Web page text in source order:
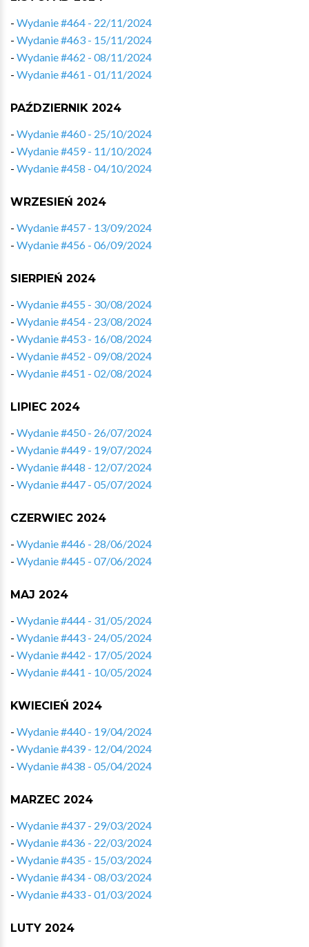
- Wydanie #464 - 22/11/2024
- Wydanie #463 - 15/11/2024
- Wydanie #462 - 08/11/2024
- Wydanie #461 - 01/11/2024
PAŹDZIERNIK 2024
- Wydanie #460 - 25/10/2024
- Wydanie #459 - 11/10/2024
- Wydanie #458 - 04/10/2024
WRZESIEŃ 2024
- Wydanie #457 - 13/09/2024
- Wydanie #456 - 06/09/2024
SIERPIEŃ 2024
- Wydanie #455 - 30/08/2024
- Wydanie #454 - 23/08/2024
- Wydanie #453 - 16/08/2024
- Wydanie #452 - 09/08/2024
- Wydanie #451 - 02/08/2024
LIPIEC 2024
- Wydanie #450 - 26/07/2024
- Wydanie #449 - 19/07/2024
- Wydanie #448 - 12/07/2024
- Wydanie #447 - 05/07/2024
CZERWIEC 2024
- Wydanie #446 - 28/06/2024
- Wydanie #445 - 07/06/2024
MAJ 2024
- Wydanie #444 - 31/05/2024
- Wydanie #443 - 24/05/2024
- Wydanie #442 - 17/05/2024
- Wydanie #441 - 10/05/2024
KWIECIEŃ 2024
- Wydanie #440 - 19/04/2024
- Wydanie #439 - 12/04/2024
- Wydanie #438 - 05/04/2024
MARZEC 2024
- Wydanie #437 - 29/03/2024
- Wydanie #436 - 22/03/2024
- Wydanie #435 - 15/03/2024
- Wydanie #434 - 08/03/2024
- Wydanie #433 - 01/03/2024
LUTY 2024